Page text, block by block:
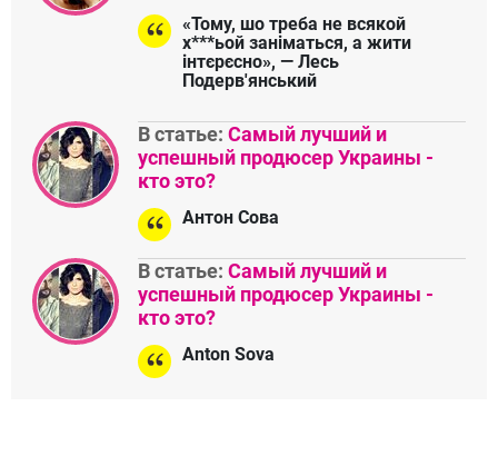
«Тому, шо треба не всякой
х***ьой заніматься, а жити
інтєрєсно», — Лесь
Подерв'янський
В статье: Самый лучший и
успешный продюсер Украины -
кто это?
Антон Сова
В статье: Самый лучший и
успешный продюсер Украины -
кто это?
Anton Sova